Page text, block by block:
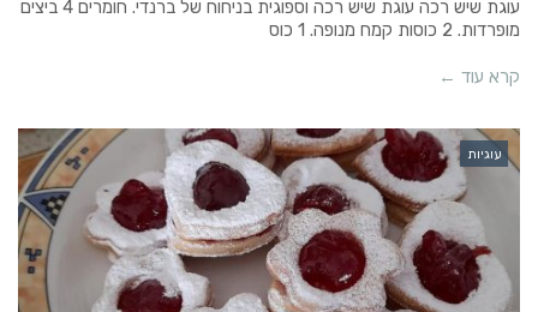
עוגת שיש רכה עוגת שיש רכה וספוגית בניחוח של ברנדי. חומרים 4 ביצים
מופרדות. 2 כוסות קמח מנופה. 1 כוס
קרא עוד ←
עוגיות